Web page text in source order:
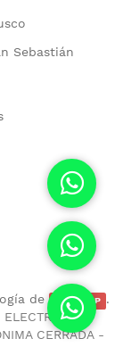
Sebastián
de CubicERP .
CERRADA -